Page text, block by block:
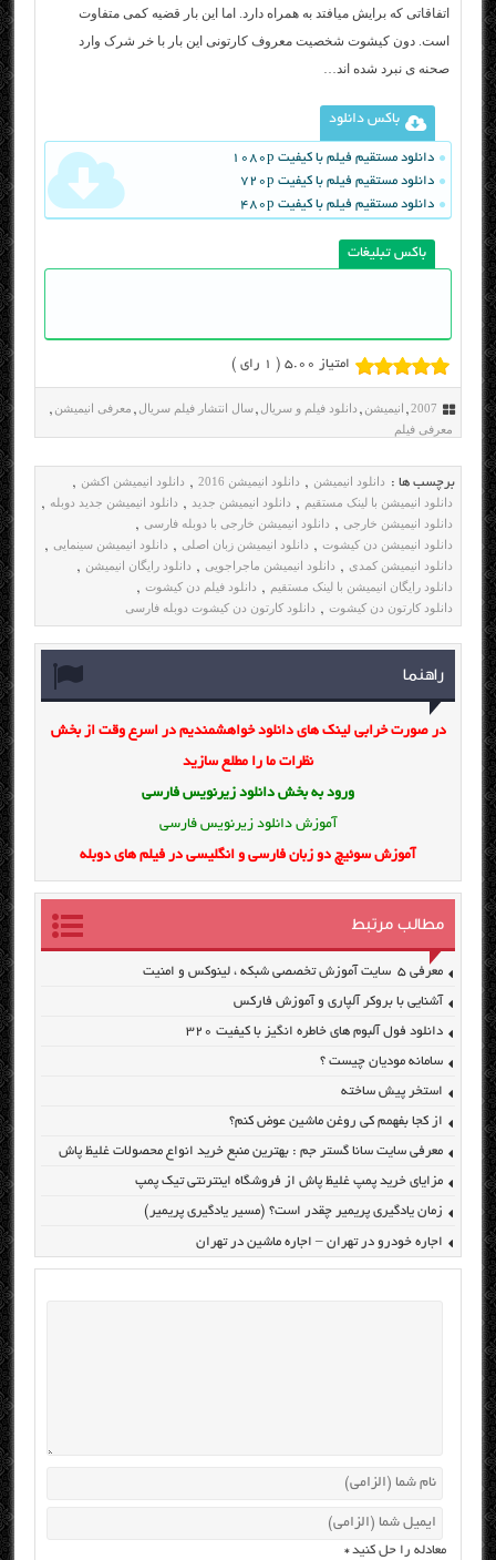
اتفاقاتی که برایش میافتد به همراه دارد. اما این بار قضیه کمی متفاوت
است. دون کیشوت شخصیت معروف کارتونی این بار با خر شرک وارد
صحنه ی نبرد شده اند…
باکس دانلود
دانلود مستقیم فیلم با کیفیت 1080p
دانلود مستقیم فیلم با کیفیت 720p
دانلود مستقیم فیلم با کیفیت 480p
باکس تبلیغات
امتیاز 5.00 ( 1 رای )
2007
, انیمیشن , دانلود فیلم و سریال ,سال انتشار فیلم سریال , معرفی انیمیشن ,
معرفی فیلم
برچسب ها : دانلود انیمیشن , دانلود انیمیشن 2016 , دانلود انیمیشن اکشن ,
دانلود انیمیشن با لینک مستقیم , دانلود انیمیشن جدید , دانلود انیمیشن جدید دوبله ,
دانلود انیمیشن خارجی , دانلود انیمیشن خارجی با دوبله فارسی ,
دانلود انیمیشن دن کیشوت , دانلود انیمیشن زبان اصلی , دانلود انیمیشن سینمایی ,
دانلود انیمیشن کمدی , دانلود انیمیشن ماجراجویی , دانلود رایگان انیمیشن ,
دانلود رایگان انیمیشن با لینک مستقیم , دانلود فیلم دن کیشوت ,
دانلود کارتون دن کیشوت , دانلود کارتون دن کیشوت دوبله فارسی
راهنما
در صورت خرابی لینک های دانلود خواهشمندیم در اسرع وقت از بخش
نظرات ما را مطلع سازید
ورود به بخش دانلود زیرنویس فارسی
آموزش دانلود زیرنویس فارسی
آموزش سوئیچ دو زبان فارسی و انگلیسی در فیلم های دوبله
مطالب مرتبط
معرفی ۵ سایت آموزش تخصصی شبکه ، لینوکس و امنیت
آشنایی با بروکر آلپاری و آموزش فارکس
دانلود فول آلبوم های خاطره انگیز با کیفیت ۳۲۰
سامانه مودیان چیست ؟
استخر پیش ساخته
از کجا بفهمم کی روغن ماشین عوض کنم؟
معرفی سایت سانا گستر جم : بهترین منبع خرید انواع محصولات غلیظ پاش
مزایای خرید پمپ غلیظ پاش از فروشگاه اینترنتی تیک پمپ
زمان یادگیری پریمیر چقدر است؟ (مسیر یادگیری پریمیر)
اجاره خودرو در تهران – اجاره ماشین در تهران
معادله را حل کنید*